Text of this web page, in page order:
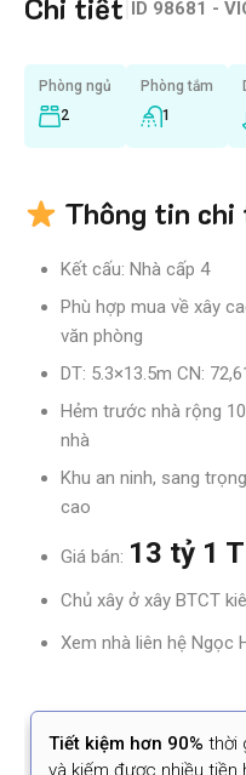
Chi tiết ID 98681 -
Phòng ngủ
2
Phòng tắm
1
Thông tin
Kết cấu: Nhà cấp 4
Phù hợp mua về xây
văn phòng
DT: 5.3×13.5m CN:
Hẻm trước nhà rộng
nhà
Khu an ninh, sang
cao
Giá bán: 13 tỷ 1
Chủ xây ở xây BTCT
Xem nhà liên hệ Ngọc
Tiết kiệm hơn 90% thời
và kiếm được nhiều